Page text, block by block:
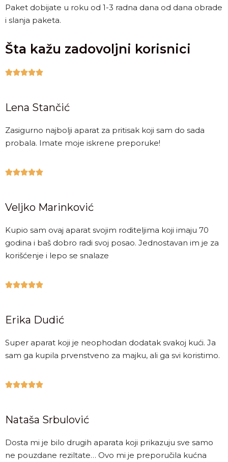
Paket dobijate u roku od 1-3 radna dana od dana obrade
i slanja paketa.
Šta kažu zadovoljni korisnici

Lena Stančić
Zasigurno najbolji aparat za pritisak koji sam do sada
probala. Imate moje iskrene preporuke!

Veljko Marinković
Kupio sam ovaj aparat svojim roditeljima koji imaju 70
godina i baš dobro radi svoj posao. Jednostavan im je za
korišćenje i lepo se snalaze

Erika Dudić
Super aparat koji je neophodan dodatak svakoj kući. Ja
sam ga kupila prvenstveno za majku, ali ga svi koristimo.

Nataša Srbulović
Dosta mi je bilo drugih aparata koji prikazuju sve samo
ne pouzdane reziltate… Ovo mi je preporučila kućna